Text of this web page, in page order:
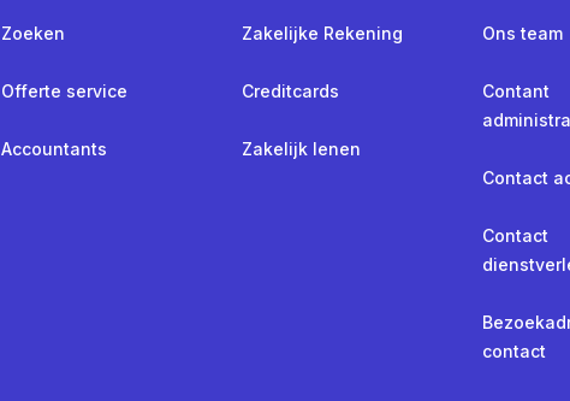
Zoeken
Offerte service
Accountants
Zakelijke Rekening
Creditcards
Zakelijk lenen
Ons team
Contant
Contact
Contact
contact